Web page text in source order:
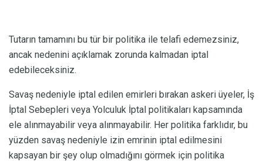
Tutarın tamamını bu tür bir politika ile telafi edemezsiniz,
ancak nedenini açıklamak zorunda kalmadan iptal
edebileceksiniz.
Savaş nedeniyle iptal edilen emirleri bırakan askeri üyeler, İş
İptal Sebepleri veya Yolculuk İptal politikaları kapsamında
ele alınmayabilir veya alınmayabilir. Her politika farklıdır, bu
yüzden savaş nedeniyle izin emrinin iptal edilmesini
kapsayan bir şey olup olmadığını görmek için politika